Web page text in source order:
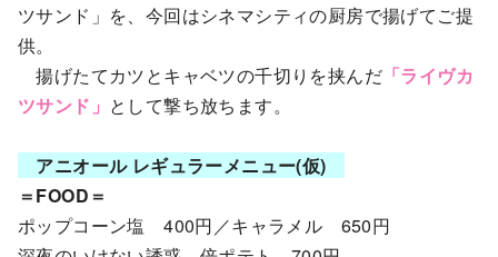
ツサンド」を、今回はシネマシティの厨房で揚げてご提
供。
揚げたてカツとキャベツの千切りを挟んだ 「ライヴカ
ツサンド」 として撃ち放ちます。
アニオール レギュラーメニュー(仮)
＝FOOD＝
ポップコーン塩 400円／キャラメル 650円